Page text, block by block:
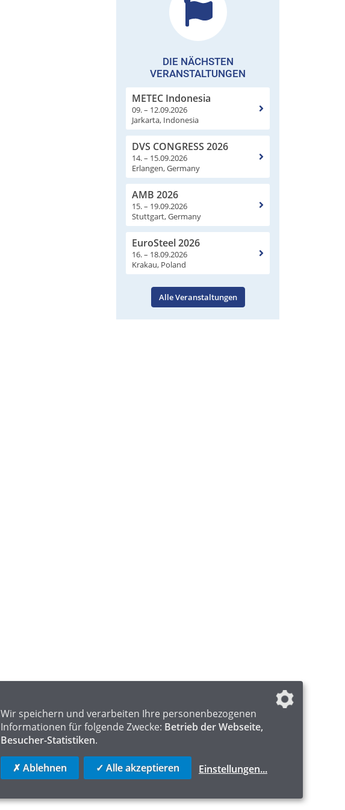
DIE NÄCHSTEN
VERANSTALTUNGEN
METEC Indonesia
09. – 12.09.2026
Jarkarta, Indonesia
DVS CONGRESS 2026
14. – 15.09.2026
Erlangen, Germany
AMB 2026
15. – 19.09.2026
Stuttgart, Germany
EuroSteel 2026
16. – 18.09.2026
Krakau, Poland
Alle Veranstaltungen
IMPRESSUM FAQ
HOME OF LOGISTICS
Wir speichern und verarbeiten Ihre personenbezogenen
Informationen für folgende Zwecke: Betrieb der Webseite,
Besucher-Statistiken.
✗ Ablehnen ✓ Alle akzeptieren Einstellungen...